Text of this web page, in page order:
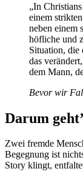
„In
einem
neben einem
höfliche und
Situation, die
das
dem Mann,
Bevor wir
Darum
Zwei fremde
Begegnung ist
Story klingt,